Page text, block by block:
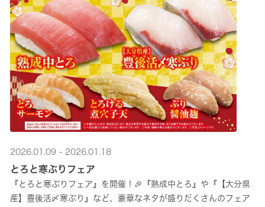
2026.01.09 - 2026.01.18
とろと寒ぶりフェア
『とろと寒ぶりフェア』を開催！🎉『熟成中とろ』や『【大分県
産】豊後活〆寒ぶり』など、豪華なネタが盛りだくさんのフェア